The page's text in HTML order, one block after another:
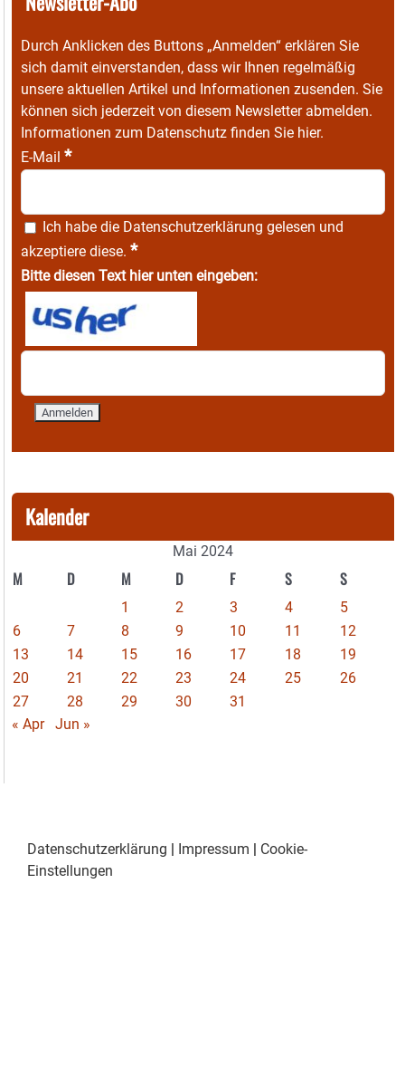
Durch Anklicken des Buttons „Anmelden“ erklären Sie
sich damit einverstanden, dass wir Ihnen regelmäßig
unsere aktuellen Artikel und Informationen zusenden. Sie
können sich jederzeit von diesem Newsletter abmelden.
Informationen zum Datenschutz finden Sie hier.
E-Mail *
Ich habe die Datenschutzerklärung gelesen und
akzeptiere diese. *
Bitte diesen Text hier unten eingeben:
Kalender
Mai 2024
M D M D F S S
1 2 3 4
5
6
7 8 9 10 11
12
13
14 15 16 17 18
19
20
21 22 23 24 25
26
27
28 29 30
31
« Apr
Jun »
Datenschutzerklärung | Impressum | Cookie-
Einstellungen